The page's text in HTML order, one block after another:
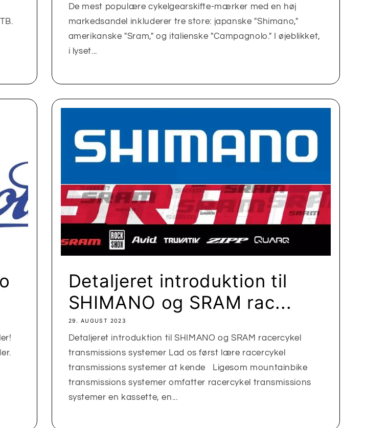
De mest populære cykelgearskifte-mærker med en høj
markedsandel inkluderer tre store: japanske "Shimano,"
amerikanske "Sram," og italienske "Campagnolo." I øjeblikket,
i lyset...
Detaljeret introduktion til
SHIMANO og SRAM rac...
29. AUGUST 2023
Detaljeret introduktion til SHIMANO og SRAM racercykel
transmissions systemer Lad os først lære racercykel
transmissions systemer at kende Ligesom mountainbike
transmissions systemer omfatter racercykel transmissions
systemer en kassette, en...